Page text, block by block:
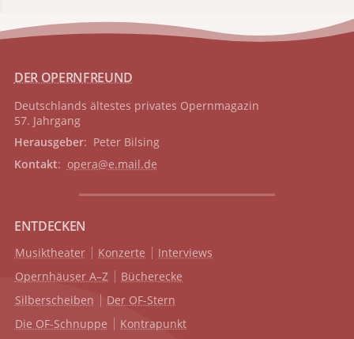
DER OPERNFREUND
Deutschlands ältestes privates Opernmagazin
57. Jahrgang
Herausgeber: Peter Bilsing
Kontakt: opera@e.mail.de
ENTDECKEN
Musiktheater Konzerte
Interviews
Opernhäuser A–Z
Bücherecke
Silberscheiben
Der OF-Stern
Die OF-Schnuppe
Kontrapunkt